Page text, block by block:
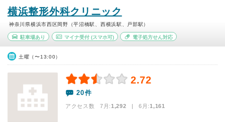
横浜整形外科クリニック
神奈川県横浜市西区岡野（平沼橋駅、西横浜駅、戸部駅）
駐車場あり マイナ受付(スマホ可) 電子処方せん対応
土曜（〜13:00）
2.72
20件
アクセス数 7月:1,292 | 6月:1,161